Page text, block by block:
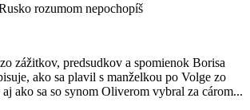
rozumom nepochopíš
zážitkov, predsudkov a spomienok Borisa
ako sa plavil s manželkou po Volge zo
ako sa so synom Oliverom vybral za cárom...